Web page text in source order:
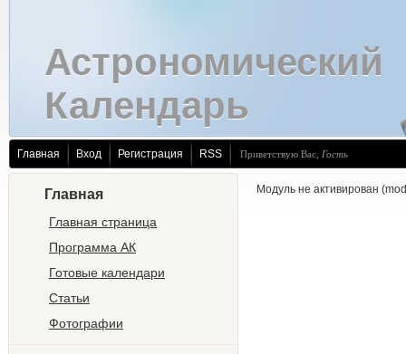
Астрономический
Календарь
Главная Вход Регистрация RSS Приветствую Вас Гость
Главная
Главная страница
Программа АК
Готовые календари
Статьи
Фотографии
Модуль не активирован